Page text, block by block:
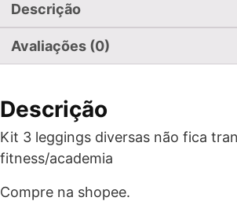
Descrição
Avaliações (0)
Descrição
Kit 3 leggings diversas não fica
fitness/academia
Compre na shopee.